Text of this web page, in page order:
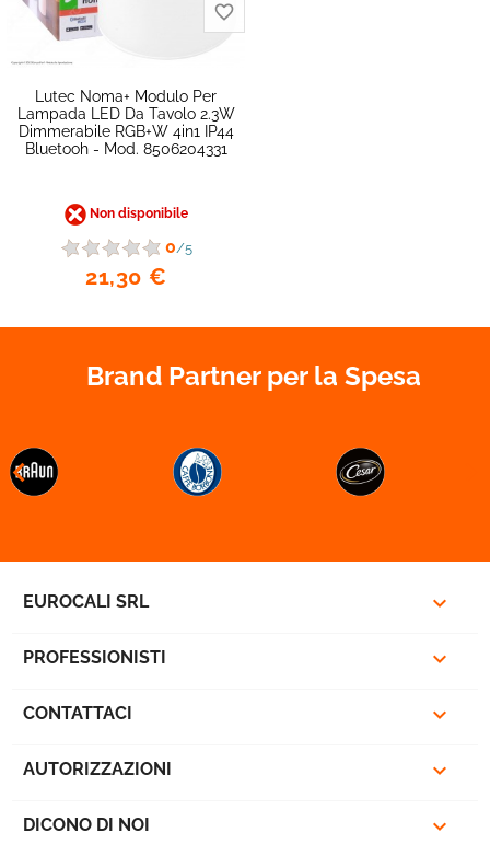
Lutec Noma+ Modulo Per
Lampada LED Da Tavolo 2.3W
Dimmerabile RGB+W 4in1 IP44
Bluetooh - Mod. 8506204331
Non disponibile
0/5
21,30 €
Brand Partner per la Spesa

EUROCALI SRL 
PROFESSIONISTI 
CONTATTACI 
AUTORIZZAZIONI 
DICONO DI NOI 